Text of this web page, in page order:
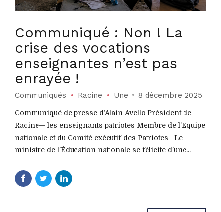
Communiqué : Non ! La
crise des vocations
enseignantes n’est pas
enrayée !
Communiqués Racine Une 8 décembre 2025
Communiqué de presse d’Alain Avello Président de
Racine— les enseignants patriotes Membre de l’Equipe
nationale et du Comité exécutif des Patriotes Le
ministre de l’Éducation nationale se félicite d’une...